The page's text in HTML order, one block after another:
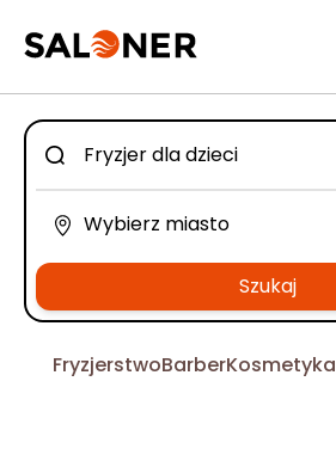
Szukaj
FryzjerstwoBarberKosmetyka